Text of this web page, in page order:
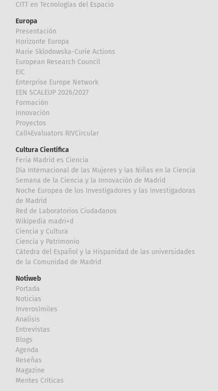
CITT en Tecnologías del Espacio
Europa
Presentación
Horizonte Europa
Marie Sklodowska-Curie Actions
European Research Council
EIC
Enterprise Europe Network
EEN SCALEUP 2026/2027
Formación
Innovación
Proyectos
Call4Evaluators RIVCircular
Cultura Científica
Feria Madrid es Ciencia
Día Internacional de las Mujeres y las Niñas en la Ciencia
Semana de la Ciencia y la Innovación de Madrid
Noche Europea de los Investigadores y las Investigadoras
de Madrid
Red de Laboratorios Ciudadanos
Wikipedia madri+d
Ciencia y Cultura
Ciencia y Patrimonio
Cátedra del Español y la Hispanidad de las universidades
de la Comunidad de Madrid
Notiweb
Portada
Noticias
Inverosímiles
Analisis
Entrevistas
Blogs
Agenda
Reseñas
Magazine
Mentes Críticas